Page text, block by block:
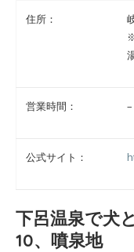
住所：
営業時間： –
公式サイト：
下呂温泉で犬
10、噴泉地